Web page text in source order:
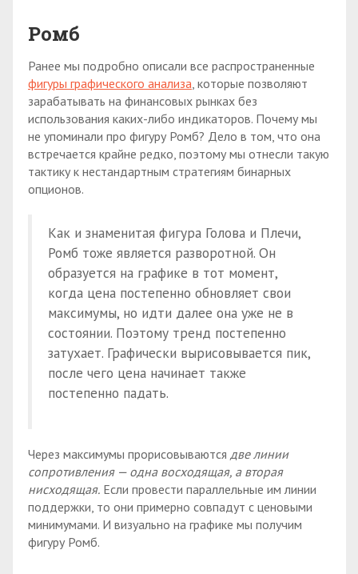
Ромб
Ранее мы подробно описали все распространенные
фигуры графического анализа, которые позволяют
зарабатывать на финансовых рынках без
использования каких-либо индикаторов. Почему мы
не упоминали про фигуру Ромб? Дело в том, что она
встречается крайне редко, поэтому мы отнесли такую
тактику к нестандартным стратегиям бинарных
опционов.
Как и знаменитая фигура Голова и Плечи,
Ромб тоже является разворотной. Он
образуется на графике в тот момент,
когда цена постепенно обновляет свои
максимумы, но идти далее она уже не в
состоянии. Поэтому тренд постепенно
затухает. Графически вырисовывается пик,
после чего цена начинает также
постепенно падать.
Через максимумы прорисовываются две линии
сопротивления — одна восходящая, а вторая
нисходящая. Если провести параллельные им линии
поддержки, то они примерно совпадут с ценовыми
минимумами. И визуально на графике мы получим
фигуру Ромб.